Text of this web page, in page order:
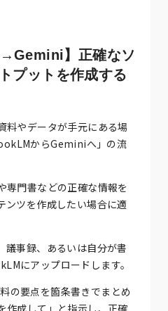
】正確なソ
プットを作成する
料やデータが手元にある場
からGeminiへ」の流
専門書などの正確な情報を
ンツを作成したい場合に適
議事録、あるいは自分が書
にアップロードします。
の要点を箇条書きでまとめ
作成して」と指示し、正確